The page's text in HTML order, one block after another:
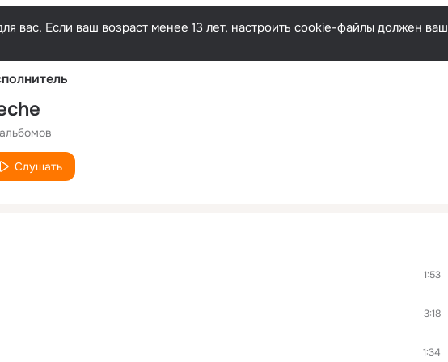
Русский
вас. Если ваш возраст менее 13 лет, настроить cookie-файлы должен ваш
Слушать
1:53
3:18
1:34